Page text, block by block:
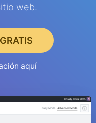
web.
aquí